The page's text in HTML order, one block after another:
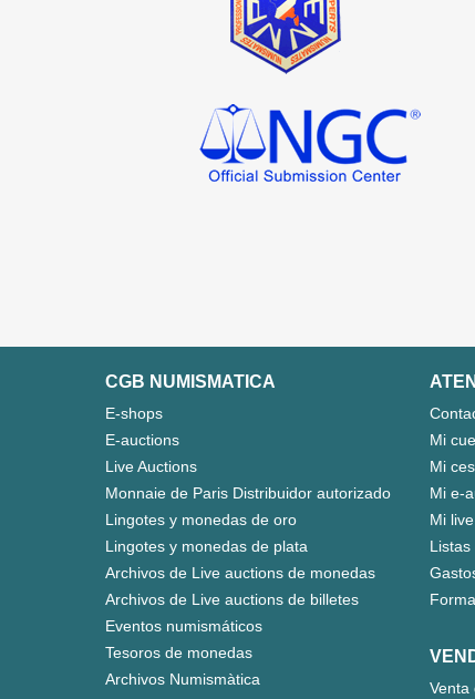
CGB NUMISMATICA
E-shops
E-auctions
Live Auctions
Monnaie de Paris Distribuidor autorizado
Lingotes y monedas de oro
Lingotes y monedas de plata
Archivos de Live auctions de monedas
Archivos de Live auctions de billetes
Eventos numismáticos
Tesoros de monedas
Archivos Numismàtica
Mi
Mi
Mi e-
Mi
Listas
Venta